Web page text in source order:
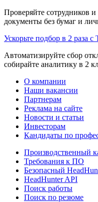
Проверяйте сотрудников
документы без бумаг и
Ускорьте подбор в 2 раза с
Автоматизируйте сбор
собирайте аналитику в 2
О компании
Наши вакансии
Партнерам
Реклама на сайте
Новости и статьи
Инвесторам
Кандидаты по
Производственный
Требования к ПО
Безопасный
HeadHunter API
Поиск работы
Поиск по резюме